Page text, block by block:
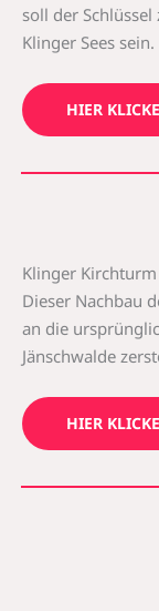
soll der
Klinger Sees sein.
HIER
Klinger
Dieser Nachbau
an die
Jänschwalde
HIER